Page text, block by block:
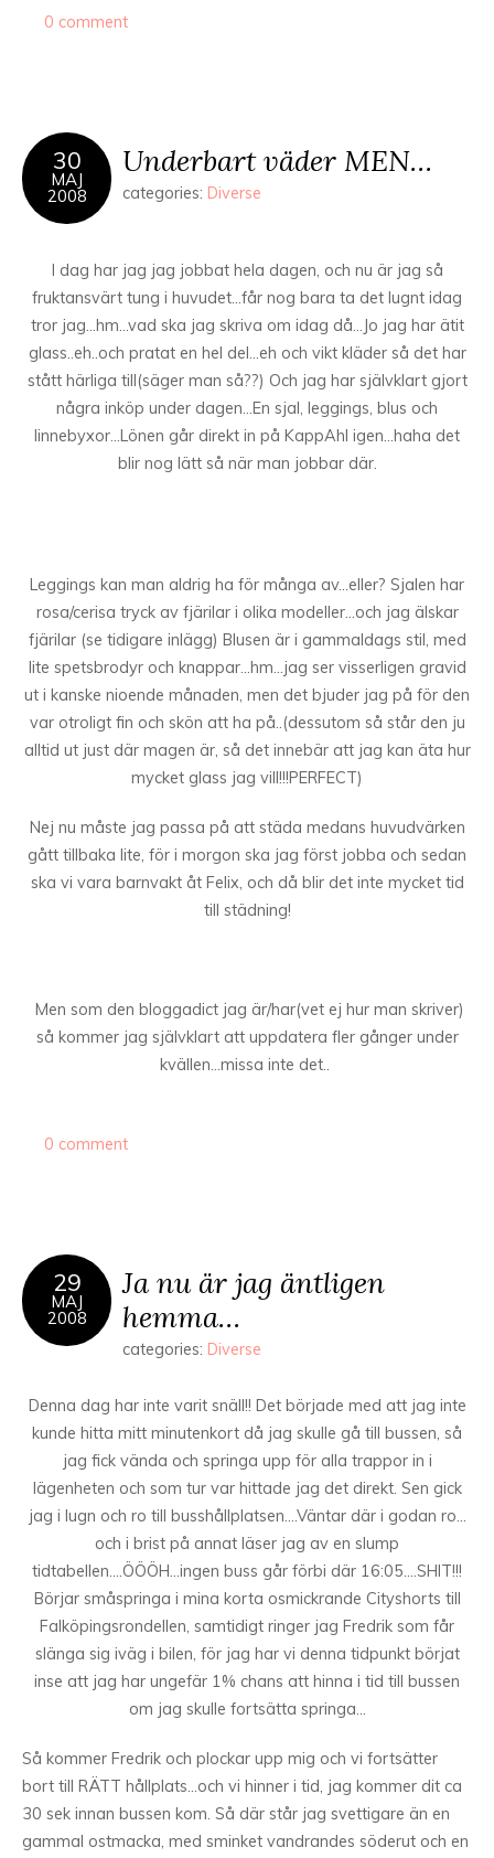
0 comment
30
MAJ
2008
Underbart väder MEN…
categories: Diverse
I dag har jag jag jobbat hela dagen, och nu är jag så
fruktansvärt tung i huvudet…får nog bara ta det lugnt idag
tror jag…hm…vad ska jag skriva om idag då…Jo jag har ätit
glass..eh..och pratat en hel del…eh och vikt kläder så det har
stått härliga till(säger man så??) Och jag har självklart gjort
några inköp under dagen…En sjal, leggings, blus och
linnebyxor…Lönen går direkt in på KappAhl igen…haha det
blir nog lätt så när man jobbar där.
Leggings kan man aldrig ha för många av…eller? Sjalen har
rosa/cerisa tryck av fjärilar i olika modeller…och jag älskar
fjärilar (se tidigare inlägg) Blusen är i gammaldags stil, med
lite spetsbrodyr och knappar…hm…jag ser visserligen gravid
ut i kanske nioende månaden, men det bjuder jag på för den
var otroligt fin och skön att ha på..(dessutom så står den ju
alltid ut just där magen är, så det innebär att jag kan äta hur
mycket glass jag vill!!!PERFECT)
Nej nu måste jag passa på att städa medans huvudvärken
gått tillbaka lite, för i morgon ska jag först jobba och sedan
ska vi vara barnvakt åt Felix, och då blir det inte mycket tid
till städning!
Men som den bloggadict jag är/har(vet ej hur man skriver)
så kommer jag självklart att uppdatera fler gånger under
kvällen…missa inte det..
0 comment
29
MAJ
2008
Ja nu är jag äntligen
hemma…
categories: Diverse
Denna dag har inte varit snäll!! Det började med att jag inte
kunde hitta mitt minutenkort då jag skulle gå till bussen, så
jag fick vända och springa upp för alla trappor in i
lägenheten och som tur var hittade jag det direkt. Sen gick
jag i lugn och ro till busshållplatsen….Väntar där i godan ro…
och i brist på annat läser jag av en slump
tidtabellen….ÖÖÖH…ingen buss går förbi där 16:05….SHIT!!!
Börjar småspringa i mina korta osmickrande Cityshorts till
Falköpingsrondellen, samtidigt ringer jag Fredrik som får
slänga sig iväg i bilen, för jag har vi denna tidpunkt börjat
inse att jag har ungefär 1% chans att hinna i tid till bussen
om jag skulle fortsätta springa…
Så kommer Fredrik och plockar upp mig och vi fortsätter
bort till RÄTT hållplats…och vi hinner i tid, jag kommer dit ca
30 sek innan bussen kom. Så där står jag svettigare än en
gammal ostmacka, med sminket vandrandes söderut och en